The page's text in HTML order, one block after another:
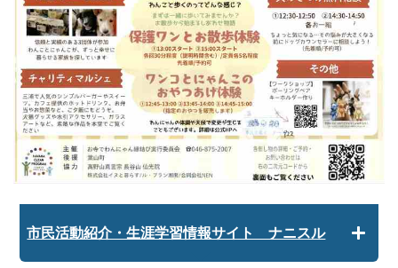
市民活動紹介・生涯学習情報サイト ナニスル